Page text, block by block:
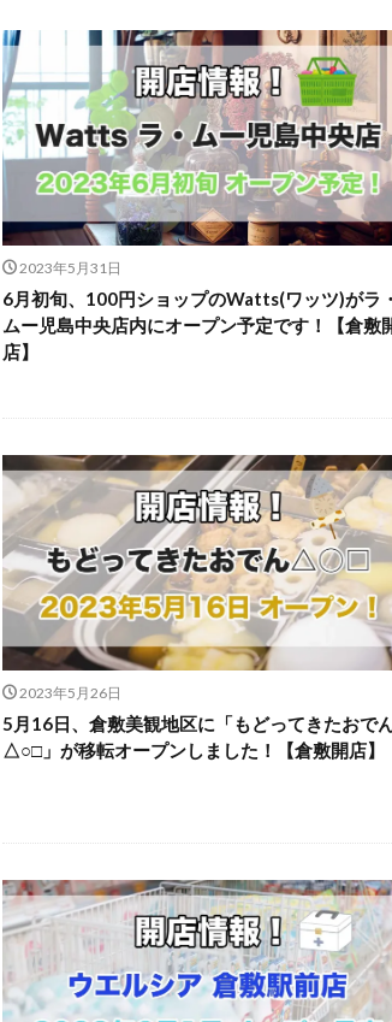
2023年5月31日
6月初旬、100円ショップのWatts(ワッツ)がラ・
ムー児島中央店内にオープン予定です！【倉敷
店】
2023年5月26日
5月16日、倉敷美観地区に「もどってきたおで
△○□」が移転オープンしました！【倉敷開店】